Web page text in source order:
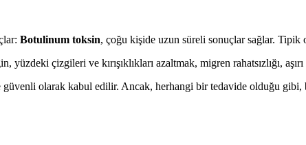
Botulinum toksin, çoğu kişide uzun süreli sonuçlar sağlar. Tipik
çizgileri ve kırışıklıkları azaltmak, migren rahatsızlığı,
olarak kabul edilir. Ancak, herhangi bir tedavide olduğu